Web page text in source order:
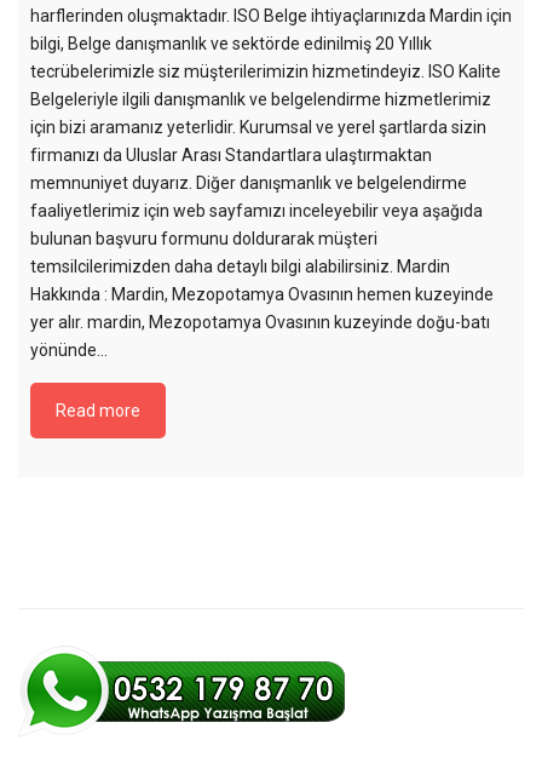
harflerinden oluşmaktadır. ISO Belge ihtiyaçlarınızda Mardin için
bilgi, Belge danışmanlık ve sektörde edinilmiş 20 Yıllık
tecrübelerimizle siz müşterilerimizin hizmetindeyiz. ISO Kalite
Belgeleriyle ilgili danışmanlık ve belgelendirme hizmetlerimiz
için bizi aramanız yeterlidir. Kurumsal ve yerel şartlarda sizin
firmanızı da Uluslar Arası Standartlara ulaştırmaktan
memnuniyet duyarız. Diğer danışmanlık ve belgelendirme
faaliyetlerimiz için web sayfamızı inceleyebilir veya aşağıda
bulunan başvuru formunu doldurarak müşteri
temsilcilerimizden daha detaylı bilgi alabilirsiniz. Mardin
Hakkında : Mardin, Mezopotamya Ovasının hemen kuzeyinde
yer alır. mardin, Mezopotamya Ovasının kuzeyinde doğu-batı
yönünde…
Read more